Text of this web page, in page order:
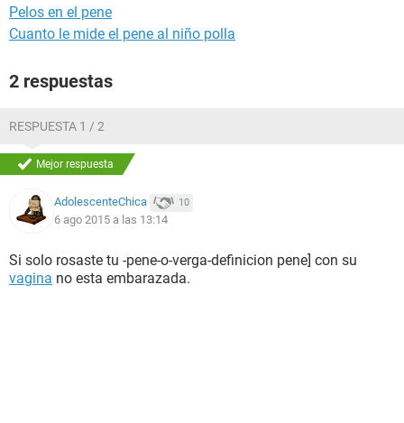
Pelos en el pene
Cuanto le mide el pene al niño polla
2 respuestas
RESPUESTA 1 / 2
Mejor respuesta
AdolescenteChica 10
6 ago 2015 a las 13:14
Si solo rosaste tu -pene-o-verga-definicion pene] con su
vagina no esta embarazada.